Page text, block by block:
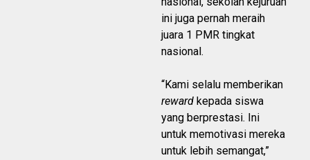
ini juga pernah meraih
juara 1 PMR tingkat
nasional.
“Kami selalu memberikan
reward kepada siswa
yang berprestasi. Ini
untuk memotivasi mereka
untuk lebih semangat,”